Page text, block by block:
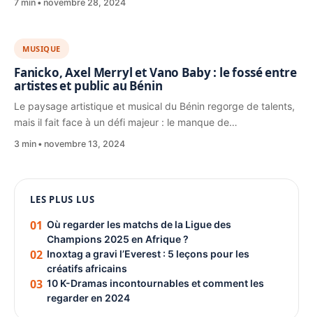
7 min novembre 28, 2024
MUSIQUE
Fanicko, Axel Merryl et Vano Baby : le fossé entre
artistes et public au Bénin
Le paysage artistique et musical du Bénin regorge de talents,
mais il fait face à un défi majeur : le manque de…
3 min novembre 13, 2024
PUBLICITÉ
LES PLUS LUS
01 Où regarder les matchs de la Ligue des
Champions 2025 en Afrique ?
02 Inoxtag a gravi l’Everest : 5 leçons pour les
créatifs africains
03 10 K-Dramas incontournables et comment les
regarder en 2024